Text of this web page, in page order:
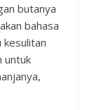
butanya
bahasa
kesulitan
untuk